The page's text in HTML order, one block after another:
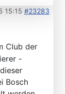
15:15 #23283
Club der
-
Bosch